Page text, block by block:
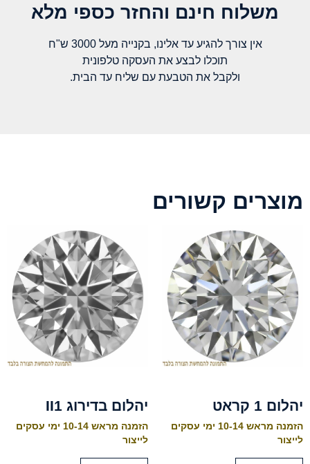
משלוח חינם והחזר כספי מלא​
אין צורך להגיע עד אלינו, בקנייה מעל 3000 ש"ח
תוכלו לבצע את העסקה טלפונית
ולקבל את הטבעת עם שליח עד הבית.
מוצרים קשורים
יהלום 1 קראט
הזמנה מראש 10-14 ימי עסקים
לייצור
יהלום בדירוג II1
הזמנה מראש 10-14 ימי עסקים
לייצור